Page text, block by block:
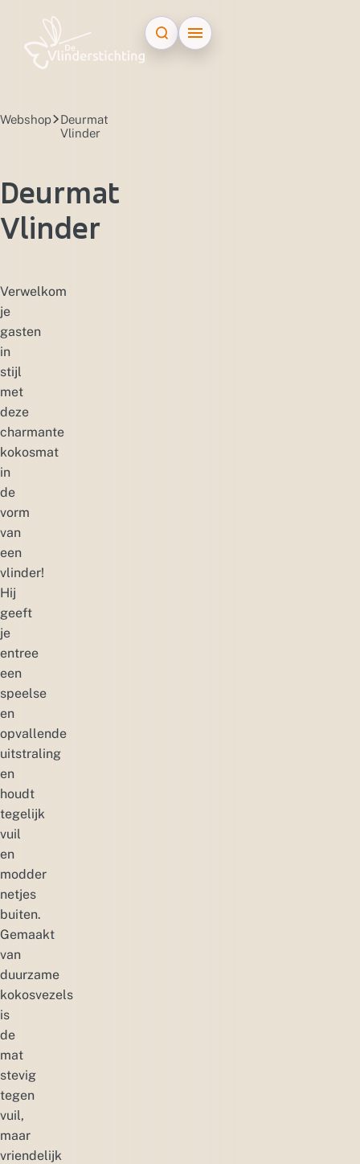
Webshop
Deurmat
Vlinder
Deurmat
Vlinder
Verwelkom
je
gasten
in
stijl
met
deze
charmante
kokosmat
in
de
vorm
van
een
vlinder!
Hij
geeft
je
entree
een
speelse
en
opvallende
uitstraling
en
houdt
tegelijk
vuil
en
modder
netjes
buiten.
Gemaakt
van
duurzame
kokosvezels
is
de
mat
stevig
tegen
vuil,
maar
vriendelijk